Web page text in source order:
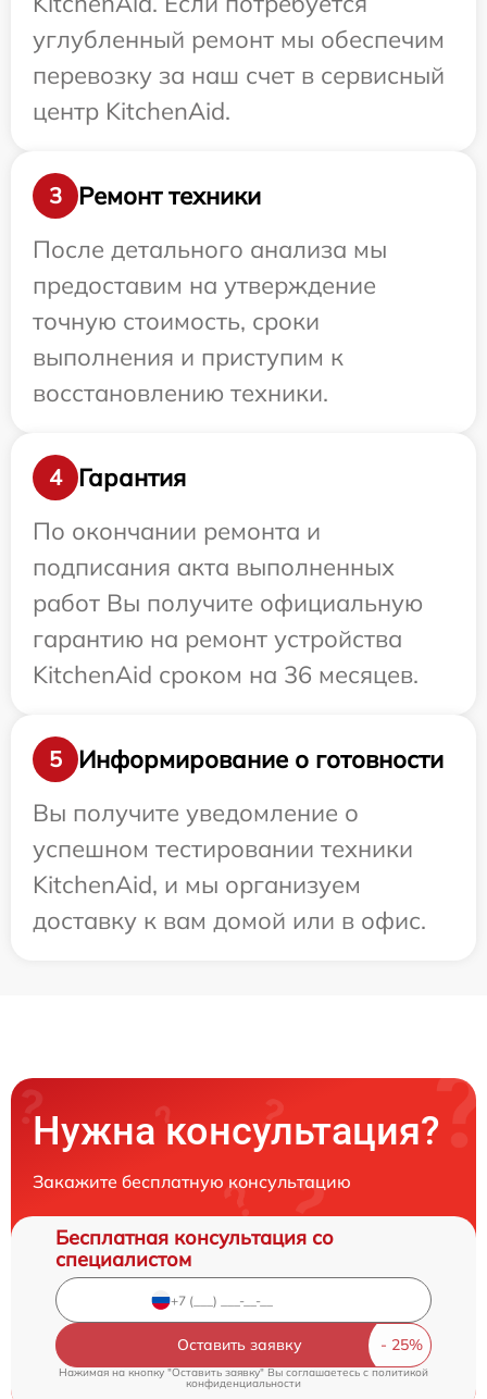
углубленный ремонт мы обеспечим
перевозку за наш счет в сервисный
центр KitchenAid.
3
Ремонт техники
После детального анализа мы
предоставим на утверждение
точную стоимость, сроки
выполнения и приступим к
восстановлению техники.
4
Гарантия
По окончании ремонта и
подписания акта выполненных
работ Вы получите официальную
гарантию на ремонт устройства
KitchenAid сроком на 36 месяцев.
5
Информирование о готовности
Вы получите уведомление о
успешном тестировании техники
KitchenAid, и мы организуем
доставку к вам домой или в офис.
Нужна консультация?
Закажите бесплатную консультацию
Бесплатная консультация со
специалистом
Оставить заявку
Нажимая на кнопку "Оставить заявку" Вы соглашаетесь cполитикой
конфиденциальности